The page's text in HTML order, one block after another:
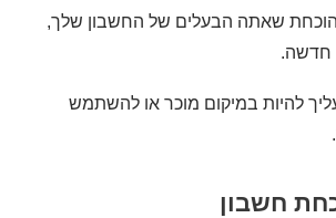
שאתה הבעלים של החשבון שלך,
חדשה.
להיות במיקום מוכר או להשתמש
חשבון